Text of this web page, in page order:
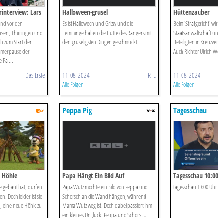
Lars
vor den
Thüringen und
zum Start der
der
Pa ...
Das Erste
Halloween-grusel
Es ist Halloween und Grizzy und die
Lemminge haben die Hütte des Rangers mit
den gruseligsten Dingen geschmückt.
11-08-2024 RTL
Alle Folgen
Hüttenzauber
Beim 'Strafgericht'
Staatsanwaltschaft
Beteiligten in
Auch Richter Ulrich
11-08-2024
Alle Folgen
Höhle
gebaut hat, dürfen
Doch leider ist sie
eine neue Höhle zu
Peppa Pig
Papa Hängt Ein Bild Auf
Papa Wutz möchte ein Bild von Peppa und
Schorsch an die Wand hängen, während
Mama Wutz weg ist. Doch dabei passiert ihm
ein kleines Unglück. Peppa und Schors ...
Tagesschau
Tagesschau
tagesschau 10:00 Uhr